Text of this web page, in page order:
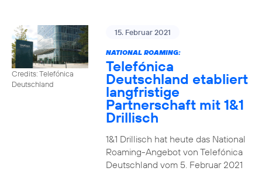
Credits: Telefónica
Deutschland
15. Februar 2021
NATIONAL ROAMING:
Telefónica
Deutschland etabliert
langfristige
Partnerschaft mit 1&1
Drillisch
1&1 Drillisch hat heute das National
Roaming-Angebot von Telefónica
Deutschland vom 5. Februar 2021